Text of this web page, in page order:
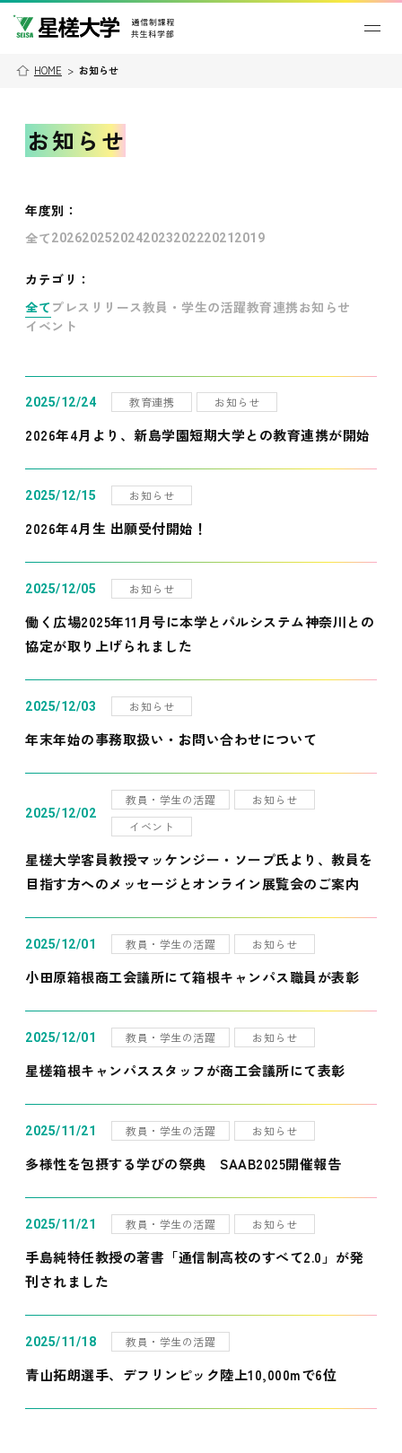
HOME > お知らせ
お知らせ
年度別 ：
全て202620252024202320222021 2019
カテゴリ：
全て プレスリリース教員・学生の活躍教育連携お知らせ
イベント
2025/12/24 教育連携 お知らせ
2026年4月より、新島学園短期大学との教育連携が開始
2025/12/15 お知らせ
2026年4月生 出願受付開始！
2025/12/05 お知らせ
働く広場2025年11月号に本学とパルシステム神奈川との
協定が取り上げられました
2025/12/03 お知らせ
年末年始の事務取扱い・お問い合わせについて
2025/12/02
教員・学生の活躍
お知らせ
イベント
星槎大学客員教授マッケンジー・ソープ氏より、教員を
目指す方へのメッセージとオンライン展覧会のご案内
2025/12/01 教員・学生の活躍 お知らせ
小田原箱根商工会議所にて箱根キャンパス職員が表彰
2025/12/01 教員・学生の活躍 お知らせ
星槎箱根キャンパススタッフが商工会議所にて表彰
2025/11/21 教員・学生の活躍 お知らせ
多様性を包摂する学びの祭典 SAAB2025開催報告
2025/11/21 教員・学生の活躍 お知らせ
手島純特任教授の著書「通信制高校のすべて2.0」が発
刊されました
2025/11/18 教員・学生の活躍
青山拓朗選手、デフリンピック陸上10,000mで6位